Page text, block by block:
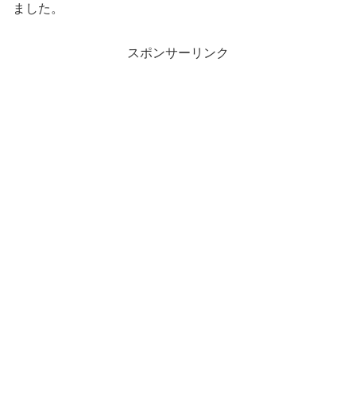
ました。
スポンサーリンク